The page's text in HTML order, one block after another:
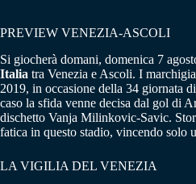
PREVIEW VENEZIA-ASCOLI
Si giocherà domani, domenica 7
Italia tra Venezia e Ascoli. I
2019, in occasione della 34 giornata
caso la sfida venne decisa dal gol di
dischetto Vanja Milinkovic-Savic.
fatica in questo stadio, vincendo solo
LA VIGILIA DEL VENEZIA